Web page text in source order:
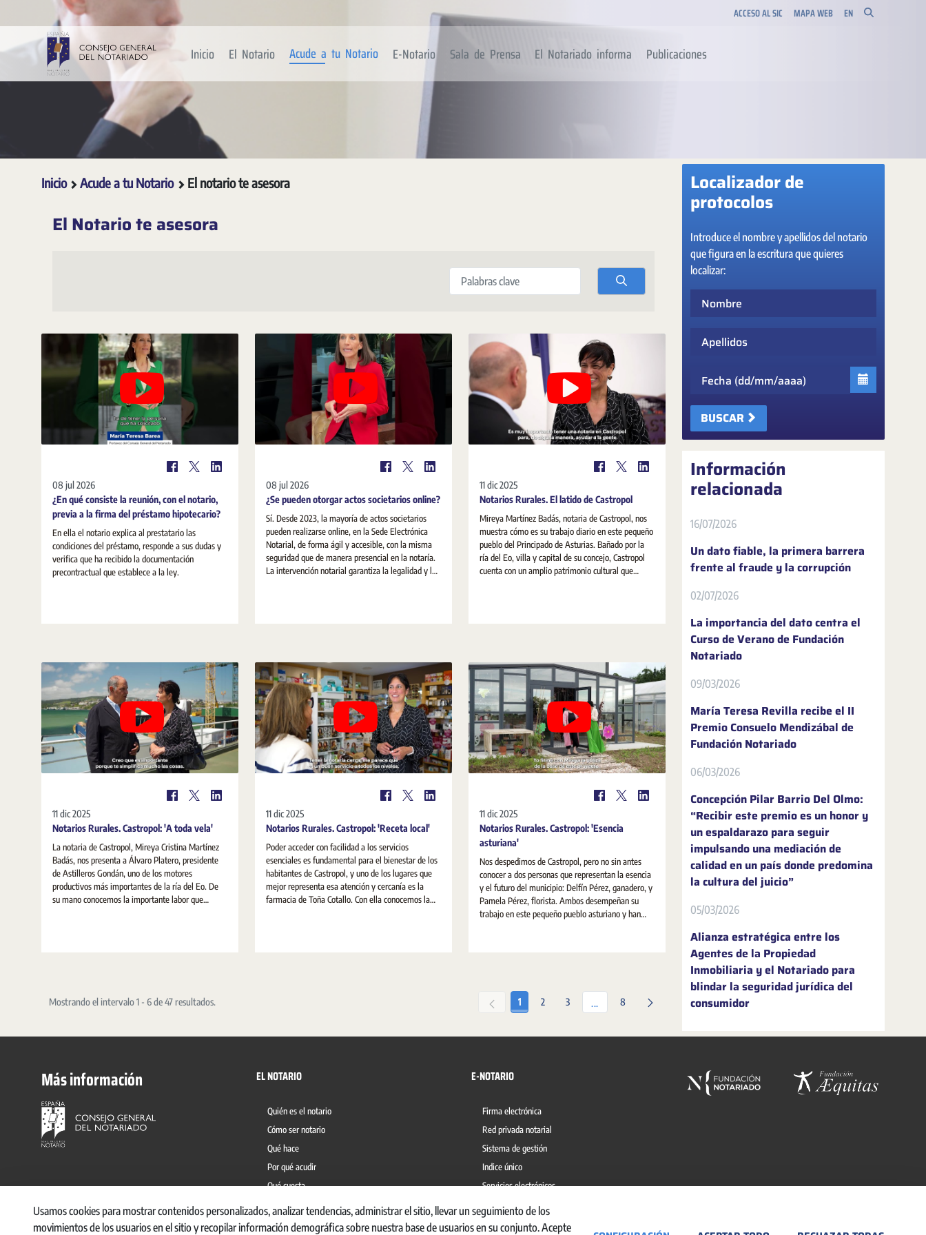
Saltar al contenido principal ACCESO AL SIC MAPA WEB EN
Inicio El Notario Acude a tu Notario E-Notario Sala de Prensa El Notariado informa Publicaciones
Inicio Acude a tu Notario El notario te asesora
El Notario te asesora
Palabras clave
08 jul 2026
¿En qué consiste la reunión, con el notario,
previa a la firma del préstamo hipotecario?
En ella el notario explica al prestatario las
condiciones del préstamo, responde a sus dudas y
verifica que ha recibido la documentación
precontractual que establece a la ley.
08 jul 2026
¿Se pueden otorgar actos societarios online?
Sí. Desde 2023, la mayoría de actos societarios
pueden realizarse online, en la Sede Electrónica
Notarial, de forma ágil y accesible, con la misma
seguridad que de manera presencial en la notaría.
La intervención notarial garantiza la legalidad y la
11 dic 2025
Notarios Rurales. El latido de Castropol
Mireya Martínez Badás, notaria de Castropol, nos
muestra cómo es su trabajo diario en este pequeño
pueblo del Principado de Asturias. Bañado por la
ría del Eo, villa y capital de su concejo, Castropol
cuenta con un amplio patrimonio cultural que
11 dic 2025
Notarios Rurales. Castropol: 'A toda vela'
La notaria de Castropol, Mireya Cristina Martínez
Badás, nos presenta a Álvaro Platero, presidente
de Astilleros Gondán, uno de los motores
productivos más importantes de la ría del Eo. De
su mano conocemos la importante labor que
11 dic 2025
Notarios Rurales. Castropol: 'Receta local'
Poder acceder con facilidad a los servicios
esenciales es fundamental para el bienestar de los
habitantes de Castropol, y uno de los lugares que
mejor representa esa atención y cercanía es la
farmacia de Toña Cotallo. Con ella conocemos la
11 dic 2025
Notarios Rurales. Castropol: 'Esencia
asturiana'
Nos despedimos de Castropol, pero no sin antes
conocer a dos personas que representan la esencia
y el futuro del municipio: Delfín Pérez, ganadero, y
Pamela Pérez, florista. Ambos desempeñan su
trabajo en este pequeño pueblo asturiano y han
Mostrando el intervalo 1 - 6 de 47 resultados. Página
1 Página
2 Página
3 ... Páginas intermedias Use TAB para desplazarse.
Página
8
Localizador de
protocolos
Introduce el nombre y apellidos del notario
que figura en la escritura que quieres
localizar:
BUSCAR
Información
relacionada
16/07/2026
Un dato fiable, la primera barrera
frente al fraude y la corrupción
02/07/2026
La importancia del dato centra el
Curso de Verano de Fundación
Notariado
09/03/2026
María Teresa Revilla recibe el II
Premio Consuelo Mendizábal de
Fundación Notariado
06/03/2026
Concepción Pilar Barrio Del Olmo:
“Recibir este premio es un honor y
un espaldarazo para seguir
impulsando una mediación de
calidad en un país donde predomina
la cultura del juicio”
05/03/2026
Alianza estratégica entre los
Agentes de la Propiedad
Inmobiliaria y el Notariado para
blindar la seguridad jurídica del
consumidor
Más información EL NOTARIO
Quién es el notario
Cómo ser notario
Qué hace
Por qué acudir
Qué cuesta
Prevención del blanqueo de capitales
E-NOTARIO
Firma electrónica
Red privada notarial
Sistema de gestión
Indice único
Servicios electrónicos
Ábaco
Usamos cookies para mostrar contenidos personalizados, analizar tendencias, administrar el sitio, llevar un seguimiento de los
movimientos de los usuarios en el sitio y recopilar información demográfica sobre nuestra base de usuarios en su conjunto. Acepte